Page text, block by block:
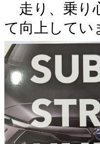
走り、乗り
て向上してい